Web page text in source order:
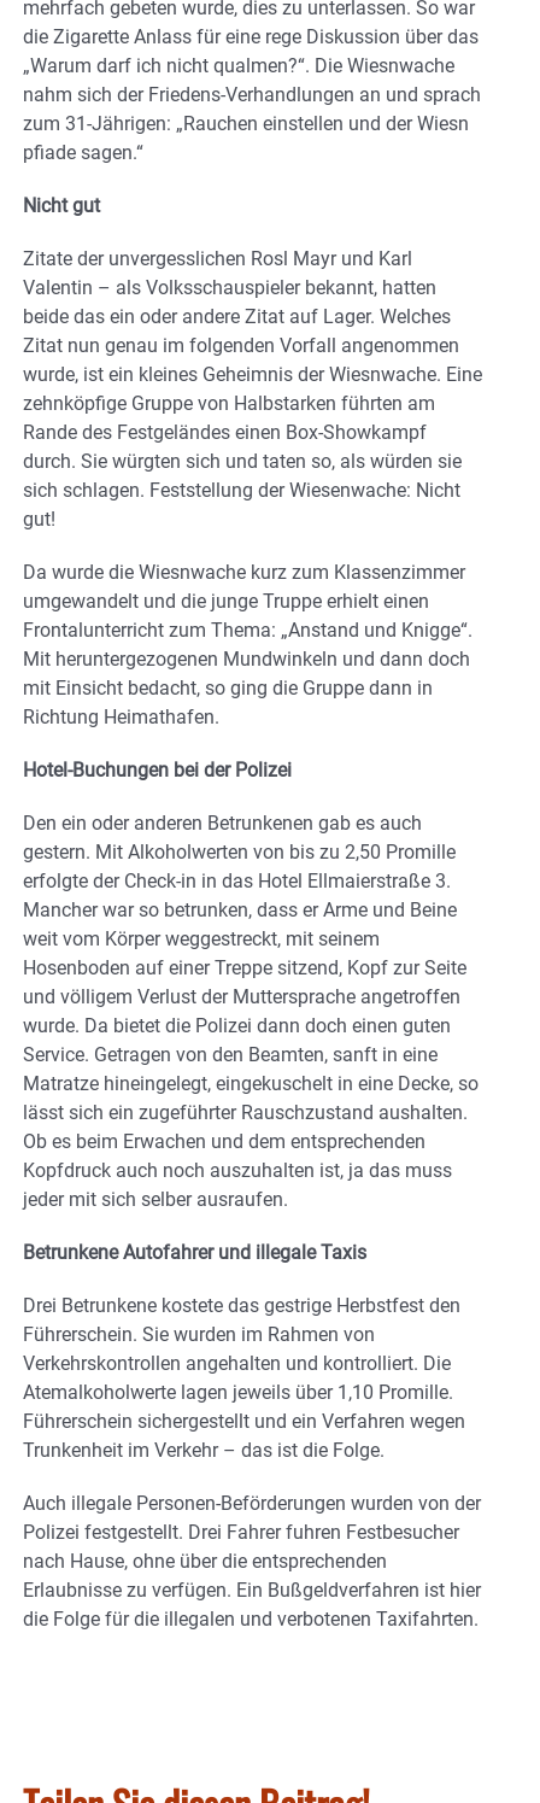
mehrfach gebeten wurde, dies zu unterlassen. So war
die Zigarette Anlass für eine rege Diskussion über das
„Warum darf ich nicht qualmen?“. Die Wiesnwache
nahm sich der Friedens-Verhandlungen an und sprach
zum 31-Jährigen: „Rauchen einstellen und der Wiesn
pfiade sagen.“
Nicht gut
Zitate der unvergesslichen Rosl Mayr und Karl
Valentin – als Volksschauspieler bekannt, hatten
beide das ein oder andere Zitat auf Lager. Welches
Zitat nun genau im folgenden Vorfall angenommen
wurde, ist ein kleines Geheimnis der Wiesnwache. Eine
zehnköpfige Gruppe von Halbstarken führten am
Rande des Festgeländes einen Box-Showkampf
durch. Sie würgten sich und taten so, als würden sie
sich schlagen. Feststellung der Wiesenwache: Nicht
gut!
Da wurde die Wiesnwache kurz zum Klassenzimmer
umgewandelt und die junge Truppe erhielt einen
Frontalunterricht zum Thema: „Anstand und Knigge“.
Mit heruntergezogenen Mundwinkeln und dann doch
mit Einsicht bedacht, so ging die Gruppe dann in
Richtung Heimathafen.
Hotel-Buchungen bei der Polizei
Den ein oder anderen Betrunkenen gab es auch
gestern. Mit Alkoholwerten von bis zu 2,50 Promille
erfolgte der Check-in in das Hotel Ellmaierstraße 3.
Mancher war so betrunken, dass er Arme und Beine
weit vom Körper weggestreckt, mit seinem
Hosenboden auf einer Treppe sitzend, Kopf zur Seite
und völligem Verlust der Muttersprache angetroffen
wurde. Da bietet die Polizei dann doch einen guten
Service. Getragen von den Beamten, sanft in eine
Matratze hineingelegt, eingekuschelt in eine Decke, so
lässt sich ein zugeführter Rauschzustand aushalten.
Ob es beim Erwachen und dem entsprechenden
Kopfdruck auch noch auszuhalten ist, ja das muss
jeder mit sich selber ausraufen.
Betrunkene Autofahrer und illegale Taxis
Drei Betrunkene kostete das gestrige Herbstfest den
Führerschein. Sie wurden im Rahmen von
Verkehrskontrollen angehalten und kontrolliert. Die
Atemalkoholwerte lagen jeweils über 1,10 Promille.
Führerschein sichergestellt und ein Verfahren wegen
Trunkenheit im Verkehr – das ist die Folge.
Auch illegale Personen-Beförderungen wurden von der
Polizei festgestellt. Drei Fahrer fuhren Festbesucher
nach Hause, ohne über die entsprechenden
Erlaubnisse zu verfügen. Ein Bußgeldverfahren ist hier
die Folge für die illegalen und verbotenen Taxifahrten.